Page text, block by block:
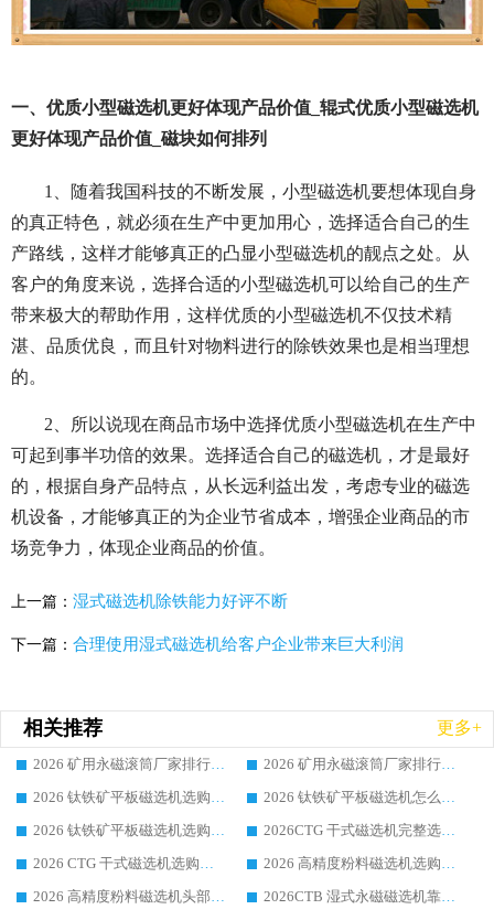
一、优质小型磁选机更好体现产品价值_辊式优质小型磁选机
更好体现产品价值_磁块如何排列
1、随着我国科技的不断发展，小型磁选机要想体现自身
的真正特色，就必须在生产中更加用心，选择适合自己的生
产路线，这样才能够真正的凸显小型磁选机的靓点之处。从
客户的角度来说，选择合适的小型磁选机可以给自己的生产
带来极大的帮助作用，这样优质的小型磁选机不仅技术精
湛、品质优良，而且针对物料进行的除铁效果也是相当理想
的。
2、所以说现在商品市场中选择优质小型磁选机在生产中
可起到事半功倍的效果。选择适合自己的磁选机，才是最好
的，根据自身产品特点，从长远利益出发，考虑专业的磁选
机设备，才能够真正的为企业节省成本，增强企业商品的市
场竞争力，体现企业商品的价值。
上一篇： 湿式磁选机除铁能力好评不断
下一篇： 合理使用湿式磁选机给客户企业带来巨大利润
相关推荐 更多+
2026 矿用永磁滚筒厂家排行榜选购干货指南 行业口碑标杆华体会手机网页版-华体会(中国) 实力出众
2026 矿用永磁滚筒厂家排行榜选购指南，行业口碑领域强者华体会手机网页版-华体会(中国)
2026 钛铁矿平板磁选机选购全攻略 市场公认优质品牌厂家实力排行榜
2026 钛铁矿平板磁选机怎么选 靠谱生产企业实力排行榜选购参考攻略
2026 钛铁矿平板磁选机选购指南 行业口碑优选品牌生产企业实力排行榜
2026CTG 干式磁选机完整选购指南 行业口碑顶尖靠谱生产龙头厂家实力推荐
2026 CTG 干式磁选机选购指南|行业口碑靠谱生产厂家领域强者推荐
2026 高精度粉料磁选机选购全攻略 行业优质品牌华体会手机网页版-华体会(中国) 实力深度解析
2026 高精度粉料磁选机头部厂家选购指南 行业口碑靠谱品牌推荐 领域强者华体会手机网页版-华体会(中国) 解析
2026CTB 湿式永磁磁选机靠谱厂家实力排行榜 铁矿选矿设备采购全流程选购指南